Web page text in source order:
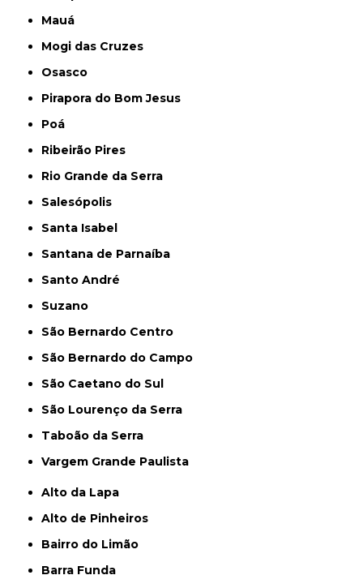
Mauá
Mogi das Cruzes
Osasco
Pirapora do Bom Jesus
Poá
Ribeirão Pires
Rio Grande da Serra
Salesópolis
Santa Isabel
Santana de Parnaíba
Santo André
Suzano
São Bernardo Centro
São Bernardo do Campo
São Caetano do Sul
São Lourenço da Serra
Taboão da Serra
Vargem Grande Paulista
Alto da Lapa
Alto de Pinheiros
Bairro do Limão
Barra Funda